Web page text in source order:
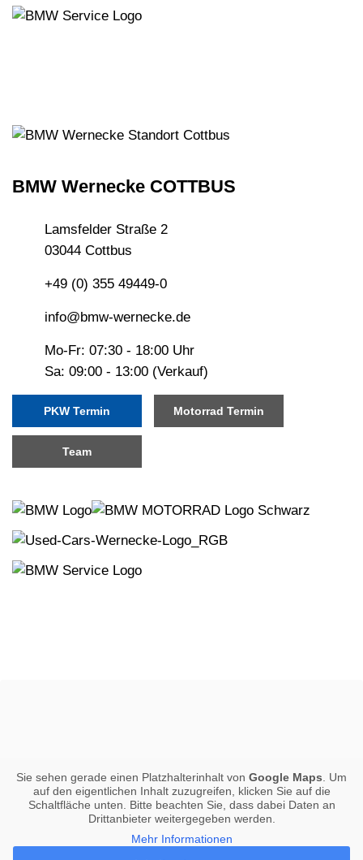
BMW Wernecke COTTBUS
Lamsfelder Straße 2
03044 Cottbus
+49 (0) 355 49449-0
info@bmw-wernecke.de
Mo-Fr: 07:30 - 18:00 Uhr
Sa: 09:00 - 13:00 (Verkauf)
PKW Termin Motorrad Termin
Team
Sie sehen gerade einen Platzhalterinhalt von Google Maps . Um
auf den eigentlichen Inhalt zuzugreifen, klicken Sie auf die
Schaltfläche unten. Bitte beachten Sie, dass dabei Daten an
Drittanbieter weitergegeben werden.
Mehr Informationen